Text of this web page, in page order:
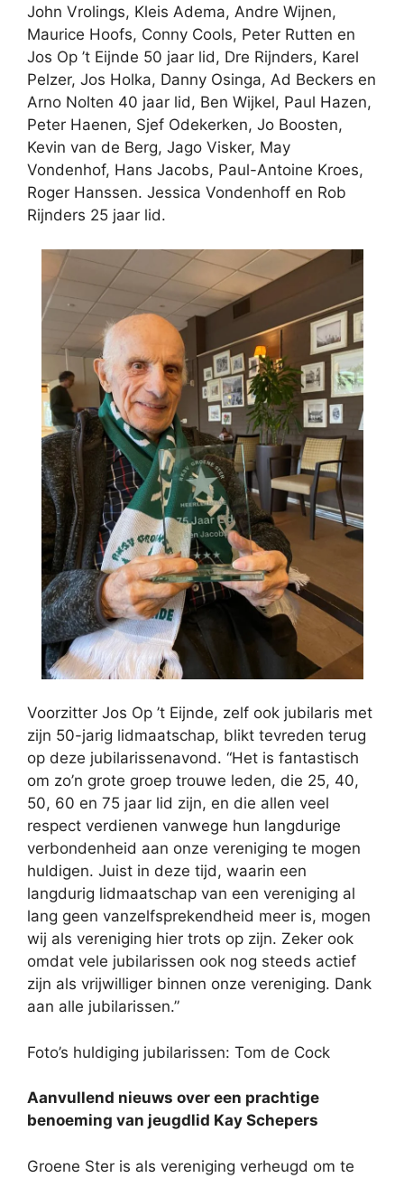
John Vrolings, Kleis Adema, Andre Wijnen,
Maurice Hoofs, Conny Cools, Peter Rutten en
Jos Op ’t Eijnde 50 jaar lid, Dre Rijnders, Karel
Pelzer, Jos Holka, Danny Osinga, Ad Beckers en
Arno Nolten 40 jaar lid, Ben Wijkel, Paul Hazen,
Peter Haenen, Sjef Odekerken, Jo Boosten,
Kevin van de Berg, Jago Visker, May
Vondenhof, Hans Jacobs, Paul-Antoine Kroes,
Roger Hanssen. Jessica Vondenhoff en Rob
Rijnders 25 jaar lid.
Voorzitter Jos Op ’t Eijnde, zelf ook jubilaris met
zijn 50-jarig lidmaatschap, blikt tevreden terug
op deze jubilarissenavond. “Het is fantastisch
om zo’n grote groep trouwe leden, die 25, 40,
50, 60 en 75 jaar lid zijn, en die allen veel
respect verdienen vanwege hun langdurige
verbondenheid aan onze vereniging te mogen
huldigen. Juist in deze tijd, waarin een
langdurig lidmaatschap van een vereniging al
lang geen vanzelfsprekendheid meer is, mogen
wij als vereniging hier trots op zijn. Zeker ook
omdat vele jubilarissen ook nog steeds actief
zijn als vrijwilliger binnen onze vereniging. Dank
aan alle jubilarissen.”
Foto’s huldiging jubilarissen: Tom de Cock
Aanvullend nieuws over een prachtige
benoeming van jeugdlid Kay Schepers
Groene Ster is als vereniging verheugd om te